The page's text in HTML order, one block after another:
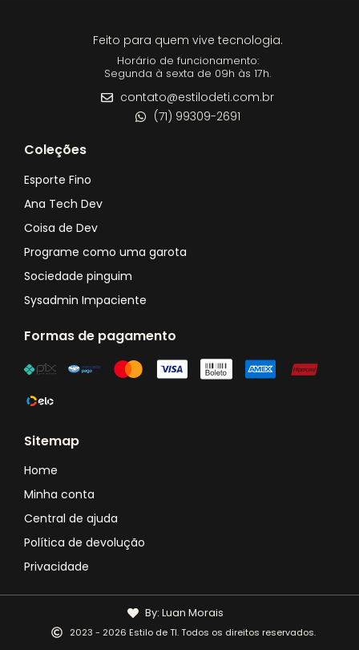
Feito para quem vive tecnologia.
Horário de funcionamento:
Segunda à sexta de 09h às 17h.
contato@estilodeti.com.br
(71) 99309-2691
Coleções
Esporte Fino
Ana Tech Dev
Coisa de Dev
Programe como uma garota
Sociedade pinguim
Sysadmin Impaciente
Formas de pagamento
Sitemap
Home
Minha conta
Central de ajuda
Política de devolução
Privacidade
2023 - 2026 Estilo de TI. Todos os direitos reservados.
By: Luan Morais